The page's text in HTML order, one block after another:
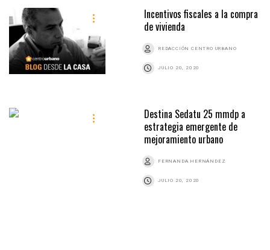
Incentivos fiscales a la compra
de vivienda
REDACCIÓN CENTRO URBANO
JULIO 20, 2020
Destina Sedatu 25 mmdp a
estrategia emergente de
mejoramiento urbano
FERNANDA HERNÁNDEZ
JULIO 20, 2020